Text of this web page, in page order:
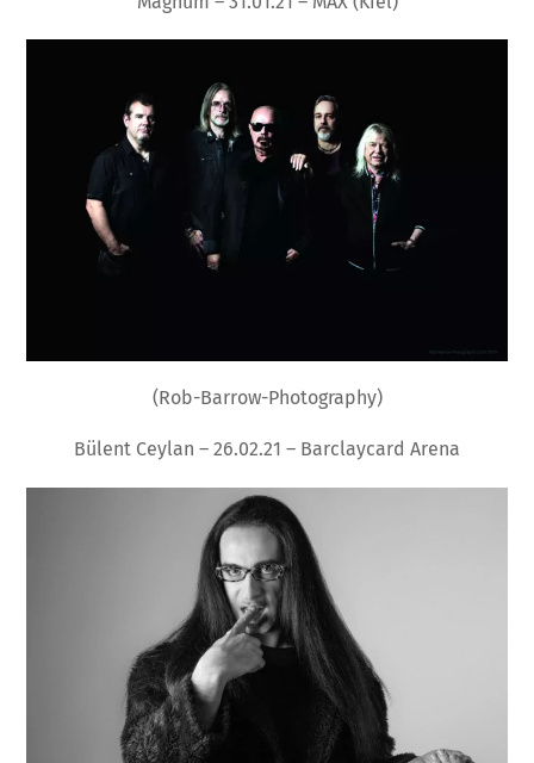
(Rob-Barrow-Photography)
Bülent Ceylan – 26.02.21 – Barclaycard Arena